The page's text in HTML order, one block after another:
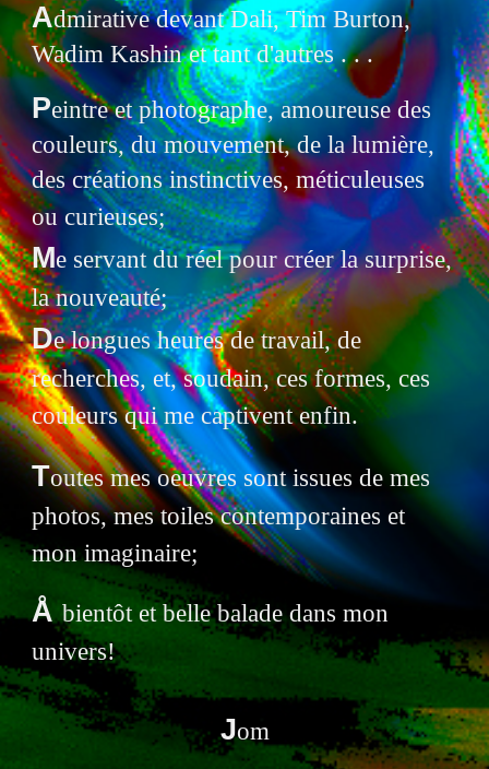
Admirative devant Dali, Tim Burton,
Wadim Kashin et tant d'autres . . .
Peintre et photographe, amoureuse des
couleurs, du mouvement, de la lumière,
des créations instinctives, méticuleuses
ou curieuses;
Me servant duréel pour créer la surprise,
la nouveauté;
De longues heures de travail, de
recherches, et, soudain, ces formes, ces
couleurs qui me captivent enfin.
Toutes mes oeuvres sont issues de mes
photos, mes toiles contemporaines et
mon imaginaire;
Åbientôt et belle balade dans mon
univers!
Jom